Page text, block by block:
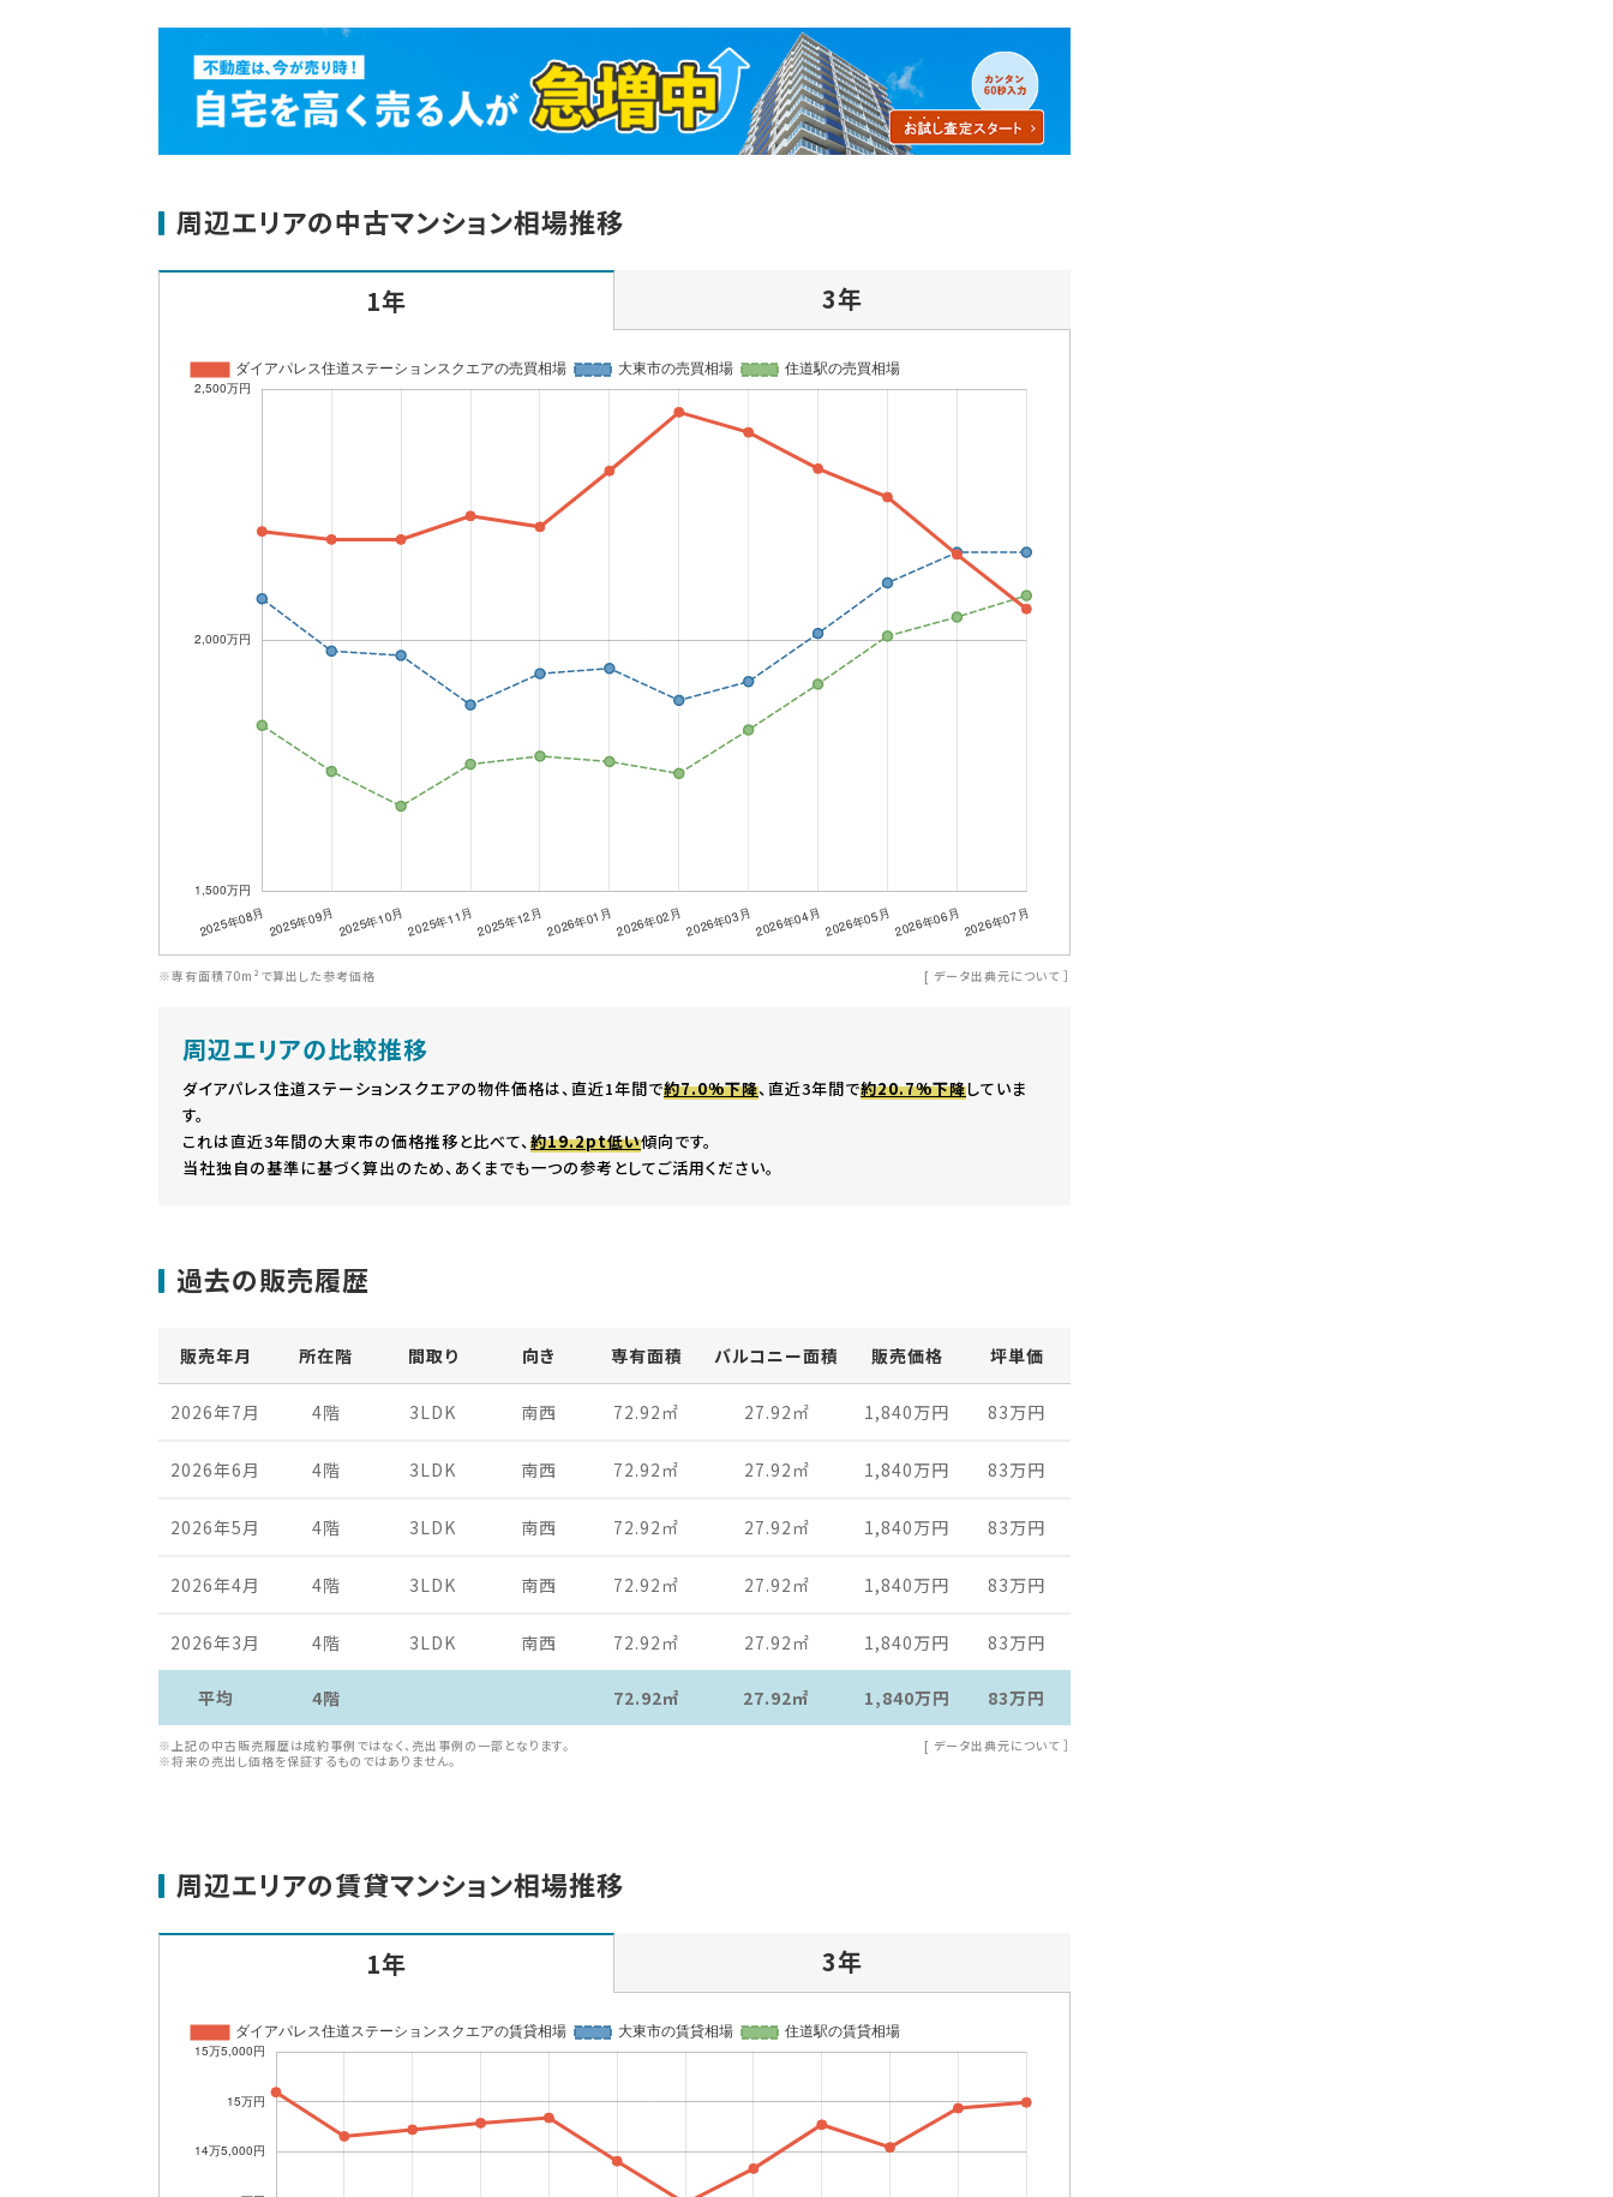
周辺エリアの中古マンション相場推移
1年 3年
※専有面積70m²で算出した参考価格 [ データ出典元について ］
周辺エリアの比較推移
ダイアパレス住道ステーションスクエアの物件価格は、直近1年間で約7.0%下降、直近3年間で約20.7%下降していま
す。
これは直近3年間の大東市の価格推移と比べて、 約19.2pt低い傾向です。
当社独自の基準に基づく算出のため、あくまでも一つの参考としてご活用ください。
過去の販売履歴
販売年月 所在階 間取り 向き 専有面積 バルコニー面積 販売価格 坪単価
2026年7月 4階 3LDK 南西 72.92 ㎡ 27.92 ㎡ 1,840万円 83万円
2026年6月 4階 3LDK 南西 72.92 ㎡ 27.92 ㎡ 1,840万円 83万円
2026年5月 4階 3LDK 南西 72.92 ㎡ 27.92 ㎡ 1,840万円 83万円
2026年4月 4階 3LDK 南西 72.92 ㎡ 27.92 ㎡ 1,840万円 83万円
2026年3月 4階 3LDK 南西 72.92 ㎡ 27.92 ㎡ 1,840万円 83万円
平均 4階 72.92㎡ 27.92㎡ 1,840万円 83万円
※上記の中古販売履歴は成約事例ではなく、売出事例の一部となります。
※将来の売出し価格を保証するものではありません。
[ データ出典元について ］
周辺エリアの賃貸マンション相場推移
1年 3年